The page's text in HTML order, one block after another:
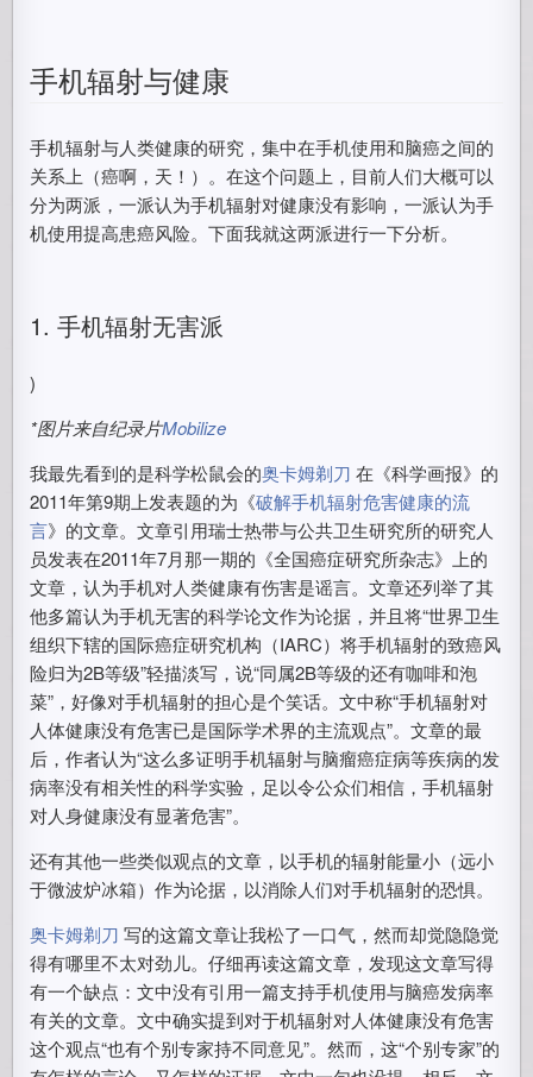
手机辐射与健康
手机辐射与人类健康的研究，集中在手机使用和脑癌之间的
关系上（癌啊，天！）。在这个问题上，目前人们大概可以
分为两派，一派认为手机辐射对健康没有影响，一派认为手
机使用提高患癌风险。下面我就这两派进行一下分析。
1. 手机辐射无害派
)
*图片来自纪录片Mobilize
我最先看到的是科学松鼠会的奥卡姆剃刀 在《科学画报》的
2011年第9期上发表题的为《破解手机辐射危害健康的流
言》的文章。文章引用瑞士热带与公共卫生研究所的研究人
员发表在2011年7月那一期的《全国癌症研究所杂志》上的
文章，认为手机对人类健康有伤害是谣言。文章还列举了其
他多篇认为手机无害的科学论文作为论据，并且将“世界卫生
组织下辖的国际癌症研究机构（IARC）将手机辐射的致癌风
险归为2B等级”轻描淡写，说“同属2B等级的还有咖啡和泡
菜”，好像对手机辐射的担心是个笑话。文中称“手机辐射对
人体健康没有危害已是国际学术界的主流观点”。文章的最
后，作者认为“这么多证明手机辐射与脑瘤癌症病等疾病的发
病率没有相关性的科学实验，足以令公众们相信，手机辐射
对人身健康没有显著危害”。
还有其他一些类似观点的文章，以手机的辐射能量小（远小
于微波炉冰箱）作为论据，以消除人们对手机辐射的恐惧。
奥卡姆剃刀 写的这篇文章让我松了一口气，然而却觉隐隐觉
得有哪里不太对劲儿。仔细再读这篇文章，发现这文章写得
有一个缺点：文中没有引用一篇支持手机使用与脑癌发病率
有关的文章。文中确实提到对于机辐射对人体健康没有危害
这个观点“也有个别专家持不同意见”。然而，这“个别专家”的